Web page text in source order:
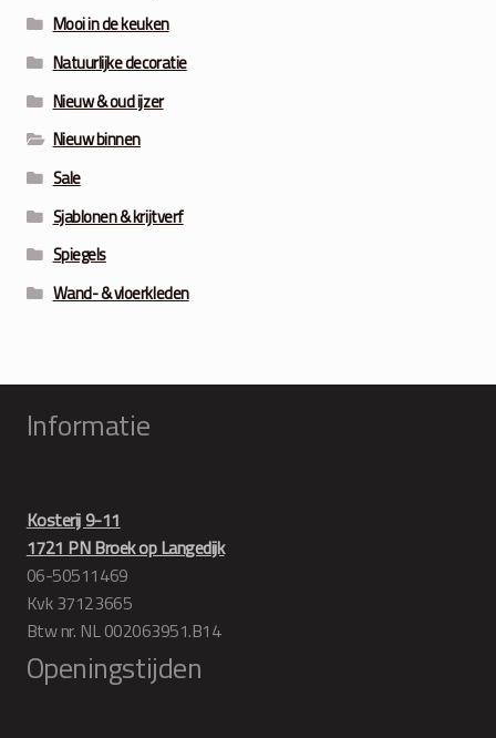
Mooi in de keuken
Natuurlijke decoratie
Nieuw & oud ijzer
Nieuw binnen
Sale
Sjablonen & krijtverf
Spiegels
Wand- & vloerkleden
Informatie
Kosterij 9-11
1721 PN Broek op Langedijk
06-50511469
Kvk 37123665
Btw nr. NL 002063951.B14
Openingstijden